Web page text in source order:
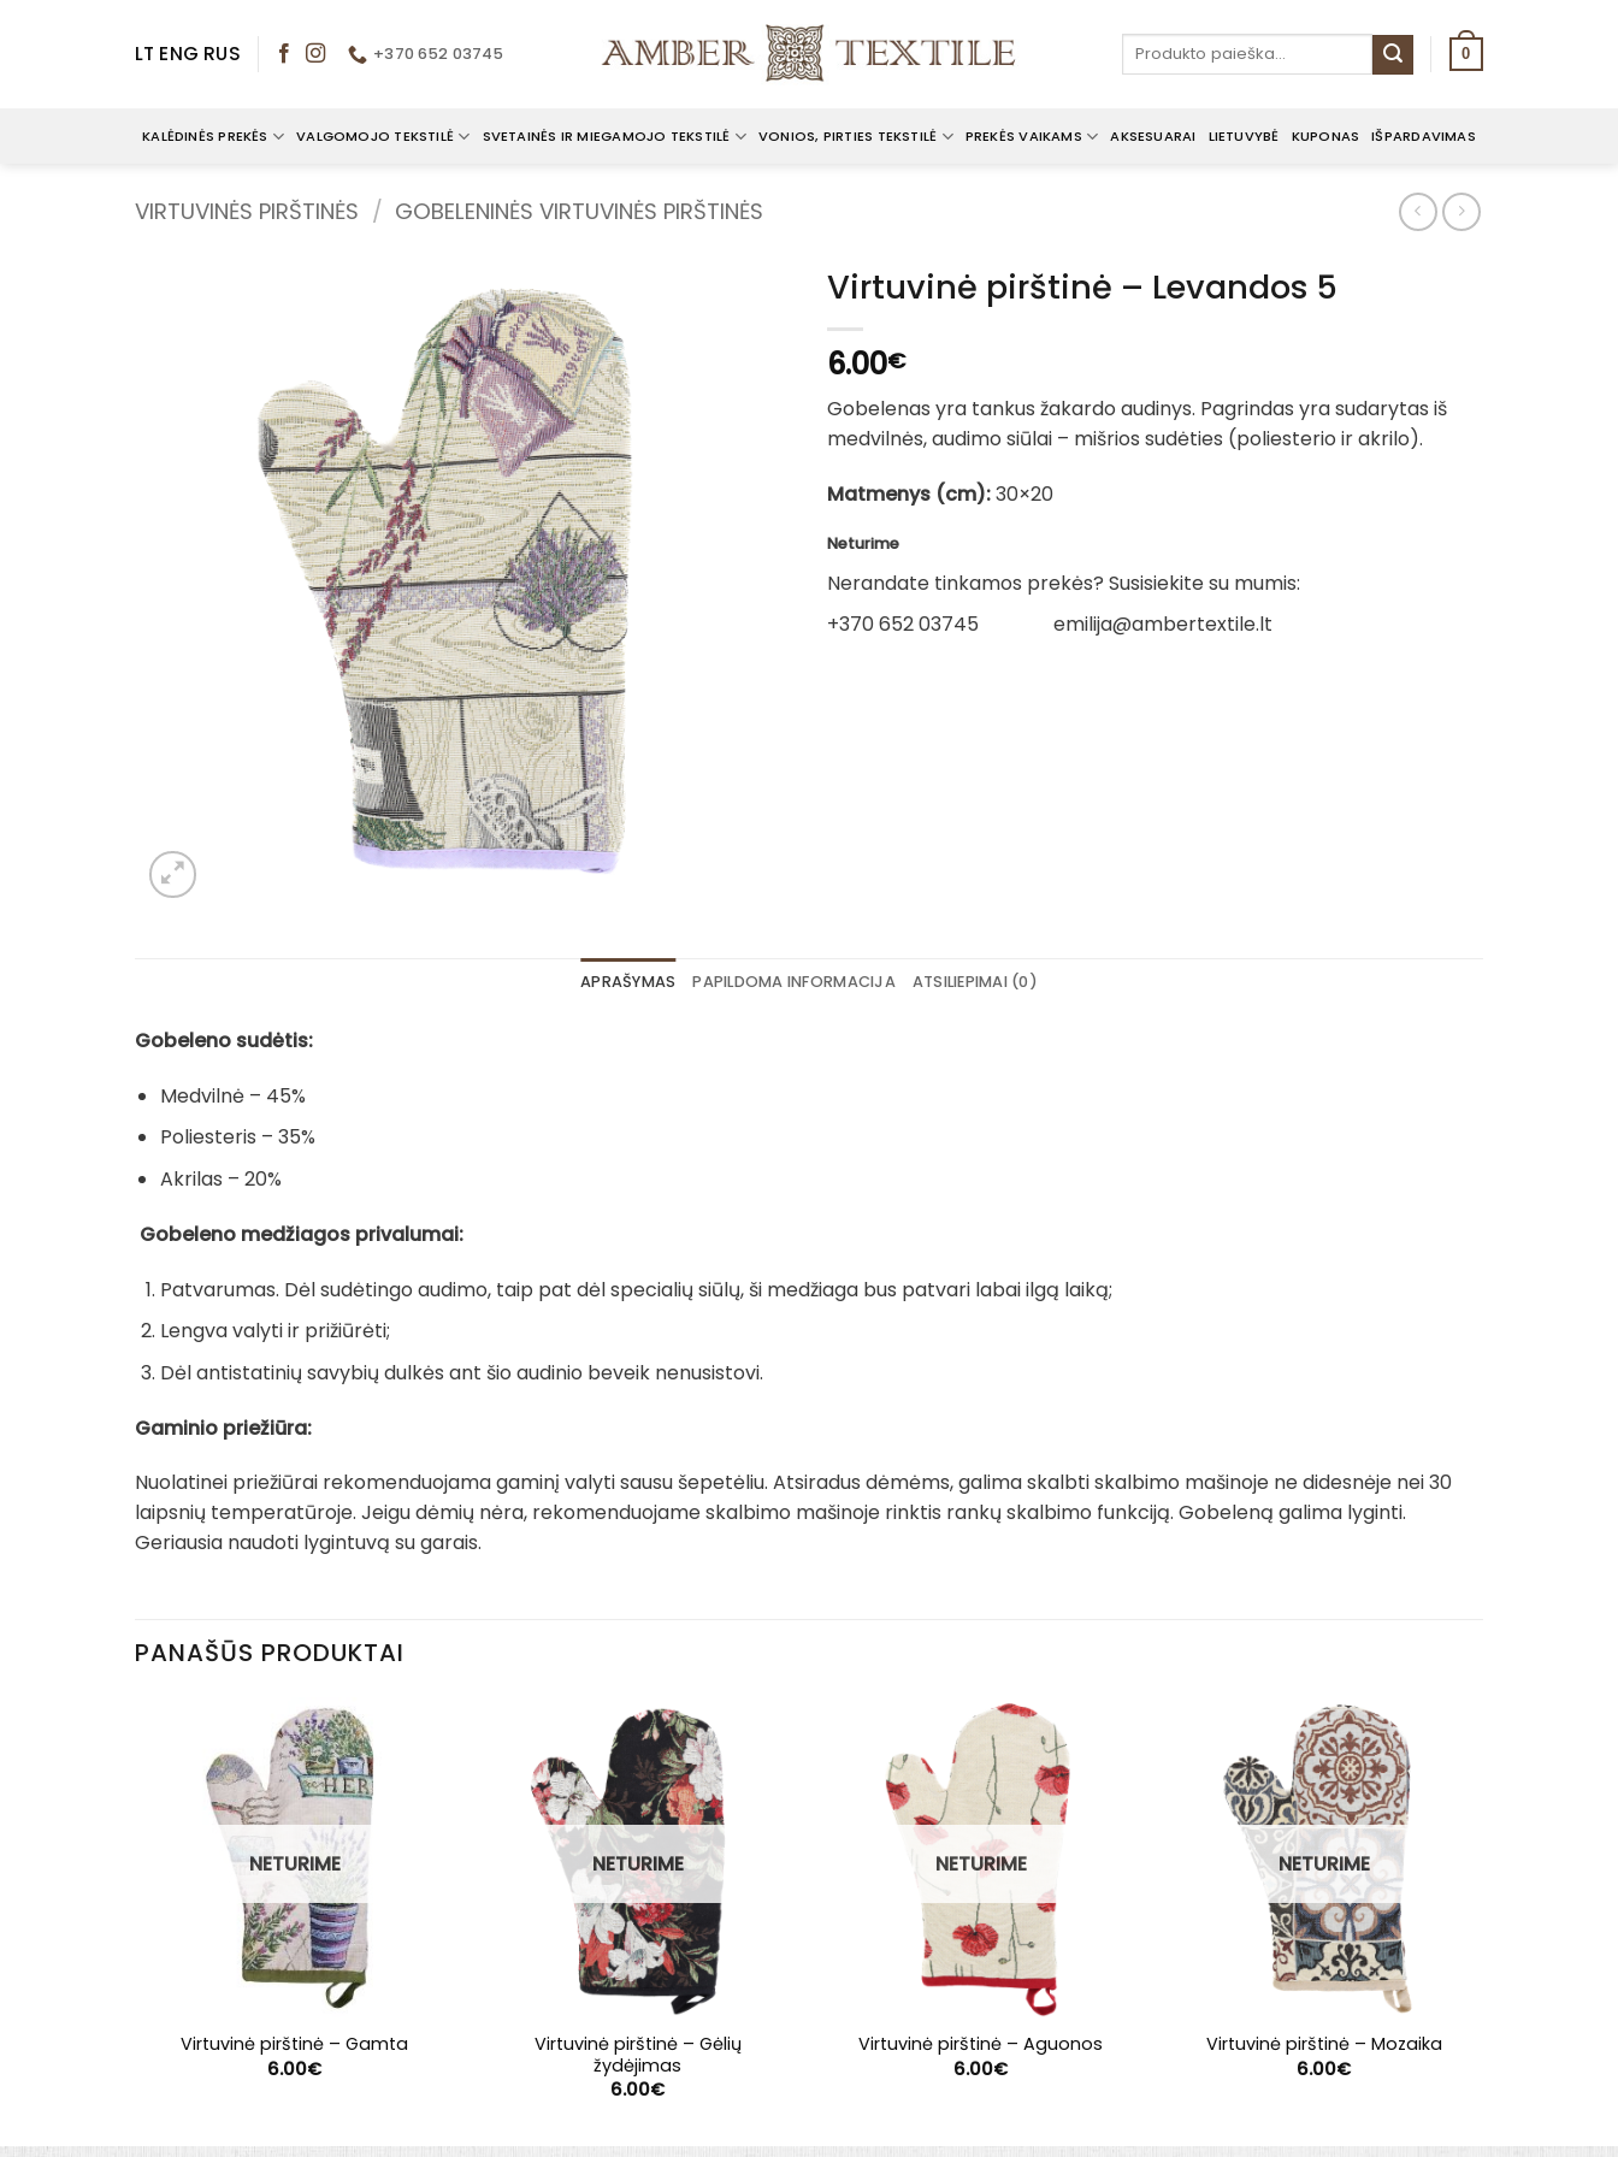
LT ENG RUS +370 652 03745 Ieškoti: 0
KALĖDINĖS PREKĖS VALGOMOJO TEKSTILĖ SVETAINĖS IR MIEGAMOJO TEKSTILĖ VONIOS, PIRTIES TEKSTILĖ PREKĖS VAIKAMS AKSESUARAI LIETUVYBĖ KUPONAS IŠPARDAVIMAS
VIRTUVINĖS PIRŠTINĖS / GOBELENINĖS VIRTUVINĖS PIRŠTINĖS
Virtuvinė pirštinė – Levandos 5
6.00€
Gobelenas yra tankus žakardo audinys. Pagrindas yra sudarytas iš
medvilnės, audimo siūlai – mišrios sudėties (poliesterio ir akrilo).
Matmenys (cm):30×20
Neturime
Nerandate tinkamos prekės? Susisiekite su mumis:
+370 652 03745
emilija@ambertextile.lt
APRAŠYMAS PAPILDOMA INFORMACIJA ATSILIEPIMAI (0)
Gobeleno sudėtis:
Medvilnė – 45%
Poliesteris – 35%
Akrilas – 20%
Gobeleno medžiagos privalumai:
Patvarumas. Dėl sudėtingo audimo, taip pat dėl specialių siūlų, ši medžiaga bus patvari labai ilgą laiką;
Lengva valyti ir prižiūrėti;
Dėl antistatinių savybių dulkės ant šio audinio beveik nenusistovi.
Gaminio priežiūra:
Nuolatinei priežiūrai rekomenduojama gaminį valyti sausu šepetėliu. Atsiradus dėmėms, galima skalbti skalbimo mašinoje ne didesnėje nei 30
laipsnių temperatūroje. Jeigu dėmių nėra, rekomenduojame skalbimo mašinoje rinktis rankų skalbimo funkciją. Gobeleną galima lyginti.
Geriausia naudoti lygintuvą su garais.
PANAŠŪS PRODUKTAI
NETURIME
Virtuvinė pirštinė – Gamta
6.00€
NETURIME
Virtuvinė pirštinė – Gėlių
žydėjimas
6.00€
NETURIME
Virtuvinė pirštinė – Aguonos
6.00€
NETURIME
Virtuvinė pirštinė – Mozaika
6.00€